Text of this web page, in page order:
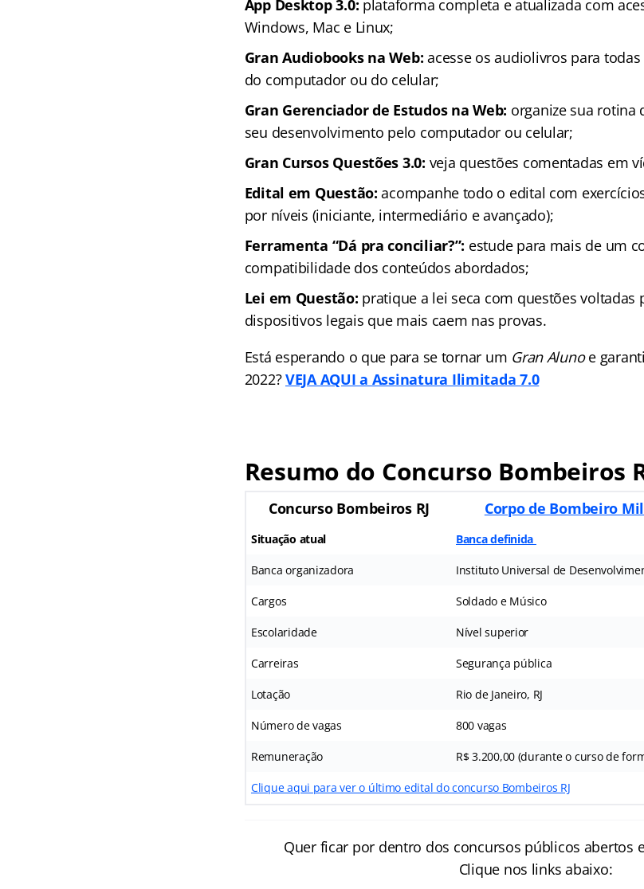
App Desktop 3.0: plataforma completa e atualizada com
Windows, Mac e Linux;
Gran Audiobooks na Web: acesse os audiolivros para
do computador ou do celular;
Gran Gerenciador de Estudos na Web: organize sua rotina
seu desenvolvimento pelo computador ou celular;
Gran Cursos Questões 3.0: veja questões comentadas em
Edital em Questão:acompanhe todo o edital com
por níveis (iniciante, intermediário e avançado);
Ferramenta “Dá pra conciliar?”: estude para mais de um
compatibilidade dos conteúdos abordados;
Lei em Questão: pratique a lei seca com questões voltadas
dispositivos legais que mais caem nas provas.
Está esperando o que para se tornar um Gran Alunoe
2022?VEJA AQUI a Assinatura Ilimitada 7.0
Resumo do Concurso Bombeiros
Concurso Bombeiros RJ Corpo de Bombeiro
Situação atual Banca definida
Banca organizadora Instituto Universal de
Cargos Soldado e Músico
Escolaridade Nível superior
Carreiras Segurança pública
Lotação Rio de Janeiro, RJ
Número de vagas 800 vagas
Remuneração R$ 3.200,00 (durante o curso de
Clique aqui para ver o último edital do concurso Bombeiros RJ
Quer ficar por dentro dos concursos públicos abertos
Clique nos links abaixo: